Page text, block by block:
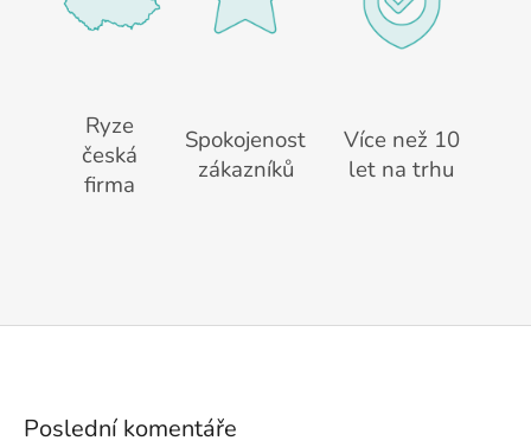
Ryze
česká
firma
Spokojenost
zákazníků
Více než 10
let na trhu
Poslední komentáře